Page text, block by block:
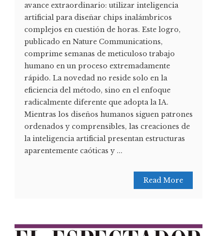
avance extraordinario: utilizar inteligencia
artificial para diseñar chips inalámbricos
complejos en cuestión de horas. Este logro,
publicado en Nature Communications,
comprime semanas de meticuloso trabajo
humano en un proceso extremadamente
rápido. La novedad no reside solo en la
eficiencia del método, sino en el enfoque
radicalmente diferente que adopta la IA.
Mientras los diseños humanos siguen patrones
ordenados y comprensibles, las creaciones de
la inteligencia artificial presentan estructuras
aparentemente caóticas y ...
Read More